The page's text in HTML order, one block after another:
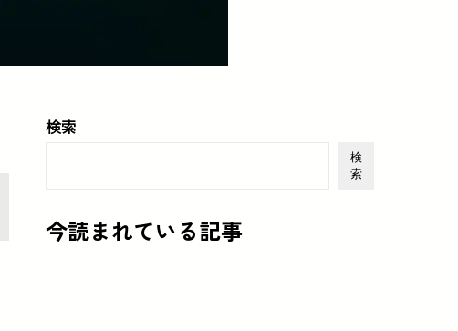
検索
検
索
今読まれている記事